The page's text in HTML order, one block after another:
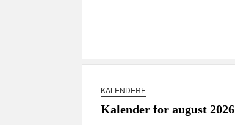
KALENDERE
Kalender for august 2026